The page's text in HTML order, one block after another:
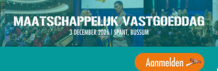
Overslaan
en
naar
de
inhoud
gaan